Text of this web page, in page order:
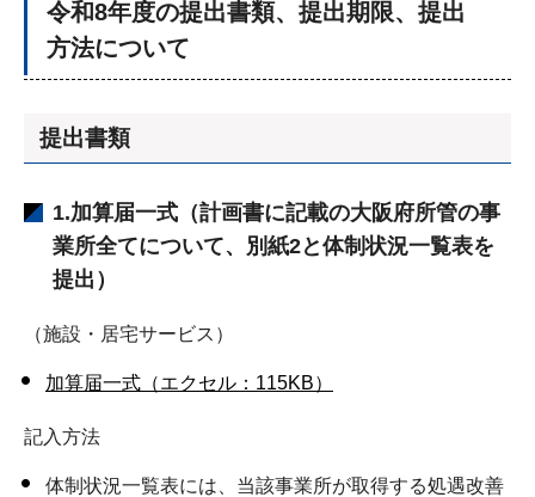
令和8年度の提出書類、提出期限、提出
方法について
提出書類
1.加算届一式（計画書に記載の大阪府所管の事
業所全てについて、別紙2と体制状況一覧表を
提出）
（施設・居宅サービス）
加算届一式（エクセル：115KB）
記入方法
体制状況一覧表には、当該事業所が取得する処遇改善